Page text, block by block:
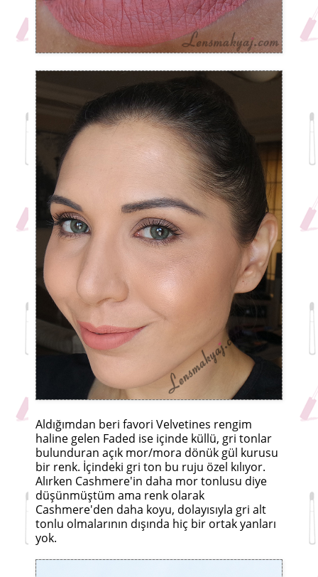
Aldığımdan beri favori Velvetines rengim
haline gelen Faded ise içinde küllü, gri tonlar
bulunduran açık mor/mora dönük gül kurusu
bir renk. İçindeki gri ton bu ruju özel kılıyor.
Alırken Cashmere'in daha mor tonlusu diye
düşünmüştüm ama renk olarak
Cashmere'den daha koyu, dolayısıyla gri alt
tonlu olmalarının dışında hiç bir ortak yanları
yok.